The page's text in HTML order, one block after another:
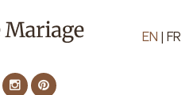
EN | FR
InstagramPinterest